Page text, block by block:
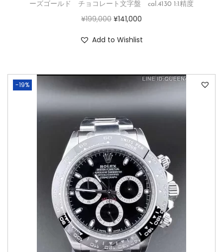
ーズゴールド チョコレート文字盤 cal.4130 1:1精度
¥199,000 ¥141,000
Add to Wishlist
-19%